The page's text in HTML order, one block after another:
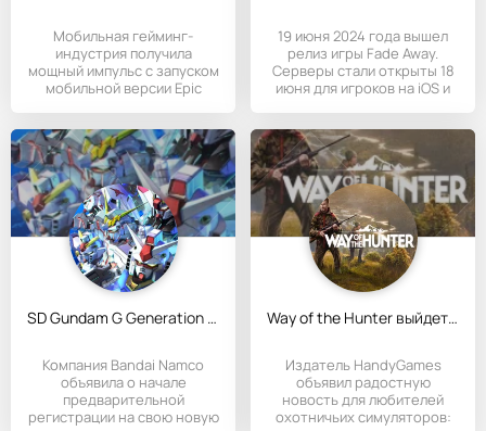
Мобильная гейминг-
индустрия получила
мощный импульс с запуском
мобильной версии Epic
19 июня 2024 года вышел
релиз игры Fade Away.
Серверы стали открыты 18
июня для игроков на iOS и
SD Gundam G Generation ETERNAL: новая из вселенной Гандам
Компания Bandai Namco
объявила о начале
предварительной
регистрации на свою новую
Way of the Hunter выйдет на iOS и Android в мае
Издатель HandyGames
объявил радостную
новость для любителей
охотничьих симуляторов: